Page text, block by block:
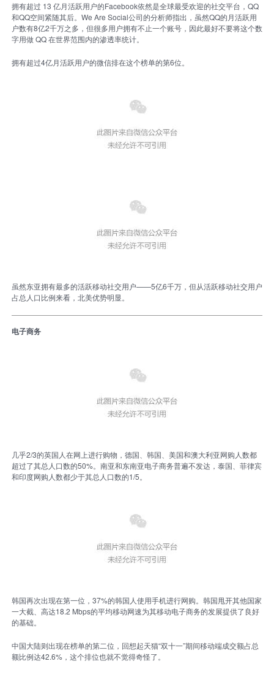
拥有超过 13 亿月活跃用户的Facebook依然是全球最受欢迎的社交平台，QQ
和QQ空间紧随其后。We Are Social公司的分析师指出，虽然QQ的月活跃用
户数有8亿2千万之多，但很多用户拥有不止一个账号，因此最好不要将这个数
字用做 QQ 在世界范围内的渗透率统计。
拥有超过4亿月活跃用户的微信排在这个榜单的第6位。
虽然东亚拥有最多的活跃移动社交用户——5亿6千万，但从活跃移动社交用户
占总人口比例来看，北美优势明显。
电子商务
几乎2/3的英国人在网上进行购物，德国、韩国、美国和澳大利亚网购人数都
超过了其总人口数的50%。南亚和东南亚电子商务普遍不发达，泰国、菲律宾
和印度网购人数都少于其总人口数的1/5。
韩国再次出现在第一位，37%的韩国人使用手机进行网购。韩国甩开其他国家
一大截、高达18.2 Mbps的平均移动网速为其移动电子商务的发展提供了良好
的基础。
中国大陆则出现在榜单的第二位，回想起天猫“双十一”期间移动端成交额占总
额比例达42.6%，这个排位也就不觉得奇怪了。